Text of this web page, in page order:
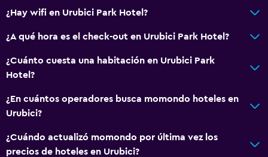
Plantas superiores accesibles por escaleras
Ventana
Habitaciones familiares
Posibilidad de habitaciones conectadas
¿Hay wifi en Urubici Park Hotel?
¿A qué hora es el check-out en Urubici Park Hotel?
¿Cuánto cuesta una habitación en Urubici Park
Hotel?
¿En cuántos operadores busca momondo hoteles en
Urubici?
¿Cuándo actualizó momondo por última vez los
precios de hoteles en Urubici?